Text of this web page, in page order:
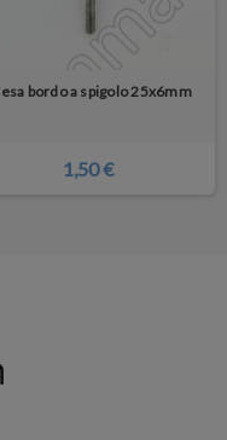
bordo a spigolo 25x6mm
1,50 €